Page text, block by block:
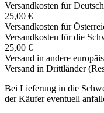
Versandkosten für
25,00 €
Versandkosten für
Versandkosten für die
25,00 €
Versand in andere
Versand in Drittländer
Bei Lieferung in die
der Käufer eventuell